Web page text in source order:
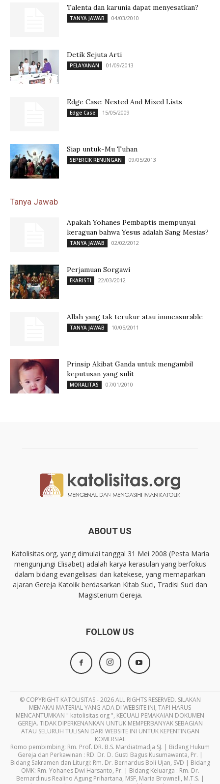
Talenta dan karunia dapat menyesatkan?
TANYA JAWAB 04/03/2010
Detik Sejuta Arti
PELAYANAN 01/09/2013
Edge Case: Nested And Mixed Lists
Edge Case 15/05/2009
Siap untuk-Mu Tuhan
SEPERCIK RENUNGAN 09/05/2013
Tanya Jawab
Apakah Yohanes Pembaptis mempunyai
keraguan bahwa Yesus adalah Sang Mesias?
TANYA JAWAB 02/02/2012
Perjamuan Sorgawi
EKARISTI 22/03/2012
Allah yang tak terukur atau immeasurable
TANYA JAWAB 10/05/2011
Prinsip Akibat Ganda untuk mengambil
keputusan yang sulit
MORALITAS 07/01/2010
ABOUT US
Katolisitas.org, yang dimulai tanggal 31 Mei 2008 (Pesta Maria
mengunjungi Elisabet) adalah karya kerasulan yang berfokus
dalam bidang evangelisasi dan katekese, yang memaparkan
ajaran Gereja Katolik berdasarkan Kitab Suci, Tradisi Suci dan
Magisterium Gereja.
FOLLOW US
© COPYRIGHT KATOLISITAS - 2026 ALL RIGHTS RESERVED. SILAKAN
MEMAKAI MATERIAL YANG ADA DI WEBSITE INI, TAPI HARUS
MENCANTUMKAN " katolisitas.org ", KECUALI PEMAKAIAN DOKUMEN
GEREJA. TIDAK DIPERKENANKAN UNTUK MEMPERBANYAK SEBAGIAN
ATAU SELURUH TULISAN DARI WEBSITE INI UNTUK KEPENTINGAN
KOMERSIAL
Romo pembimbing: Rm. Prof. DR. B.S. Mardiatmadja SJ. | Bidang Hukum
Gereja dan Perkawinan : RD. Dr. D. Gusti Bagus Kusumawanta, Pr. |
Bidang Sakramen dan Liturgi: Rm. Dr. Bernardus Boli Ujan, SVD | Bidang
OMK: Rm. Yohanes Dwi Harsanto, Pr. | Bidang Keluarga : Rm. Dr.
Bernardinus Realino Agung Prihartana, MSF, Maria Brownell, M.T.S. |